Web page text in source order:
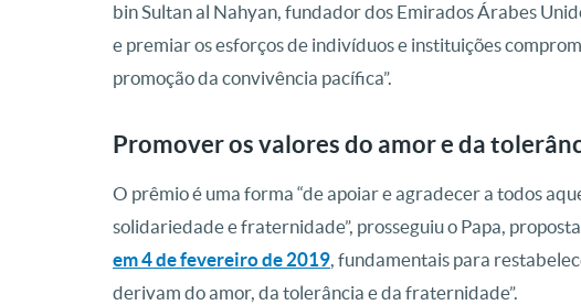
bin Sultan al Nahyan, fundador dos Emirados Árabes
e premiar os esforços de indivíduos e instituições
promoção da convivência pacífica”.
Promover os valores do amor e da
O prêmio é uma forma “de apoiar e agradecer a todos
solidariedade e fraternidade”, prosseguiu o Papa,
em 4 de fevereiro de 2019, fundamentais para
derivam do amor, da tolerância e da fraternidade”.